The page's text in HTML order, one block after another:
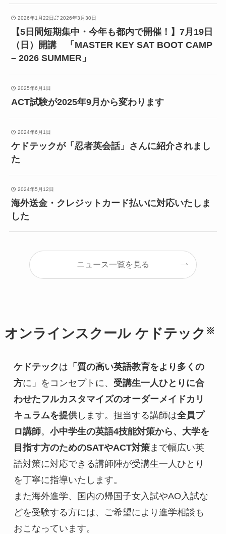
2026年1月22日 2026年3月30日
【5日間短期集中・今年も都内で開催！】7月19日
（日）開講 「MASTER KEY SAT BOOT CAMP
– 2026 SUMMER」
2025年6月1日
ACT試験が2025年9月から変わります
2024年6月1日
ケドテックが「忍者英会話」さんに紹介されまし
た
2024年5月12日
海外送金・クレジットカード払いに対応いたしま
した
ニュース一覧を見る
オンラインスクール ケドテック ※
ケドテックは 「質の高い英語教育をより多くの
方に」をコンセプトに、 受講生一人ひとりに合
わせたフルカスタマイズのオーダーメイドカリ
キュラムを提供します。担当する講師は全員プ
ロ講師。 小中学生の英語4技能対策から、大学を
目指す方のためのSATやACT対策まで幅広い英
語対策に対応できる講師陣が受講生一人ひとり
を丁寧に指導いたします。
また海外進学、国内の帰国子女入試やAO入試な
どを受験する方には、ご希望により進学相談も
おこなっています。